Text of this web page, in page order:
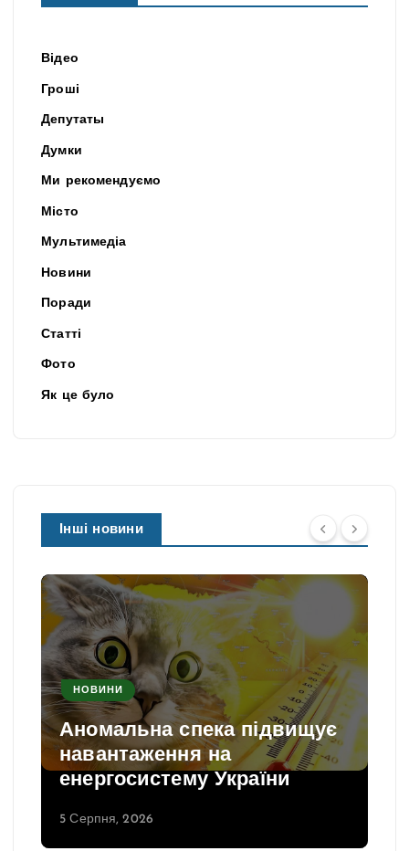
Відео
Гроші
Депутаты
Думки
Ми рекомендуємо
Місто
Мультимедіа
Новини
Поради
Статті
Фото
Як це було
Інші новини
НОВИНИ
Аномальна спека підвищує
навантаження на
енергосистему України
5 Серпня, 2026